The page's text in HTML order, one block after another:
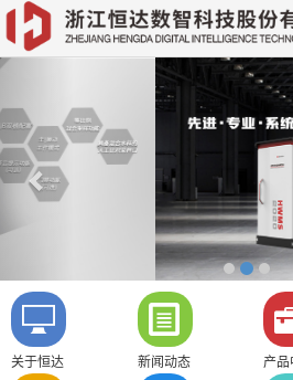
关于恒达 新闻动态 产品